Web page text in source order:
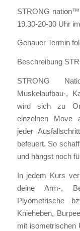
STRONG
19.30-20-30 Uhr
Genauer Termin
Beschreibung
STRONG
Muskelaufbau-,
wird sich zu
einzelnen Move
jeder
befeuert. So
und hängst noch
In jedem Kurs
deine Arm-,
Plyometrische
Knieheben,
mit isometrischen